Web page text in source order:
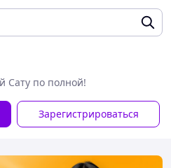
Сату по полной!
Зарегистрироваться